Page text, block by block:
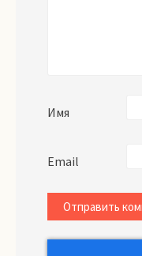
Имя
Email